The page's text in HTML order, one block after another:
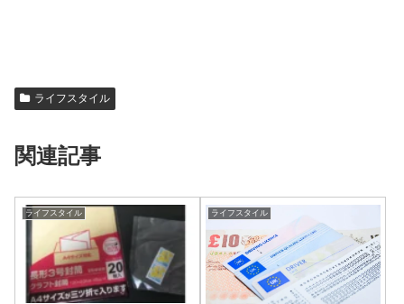
ライフスタイル
関連記事
ライフスタイル ライフスタイル